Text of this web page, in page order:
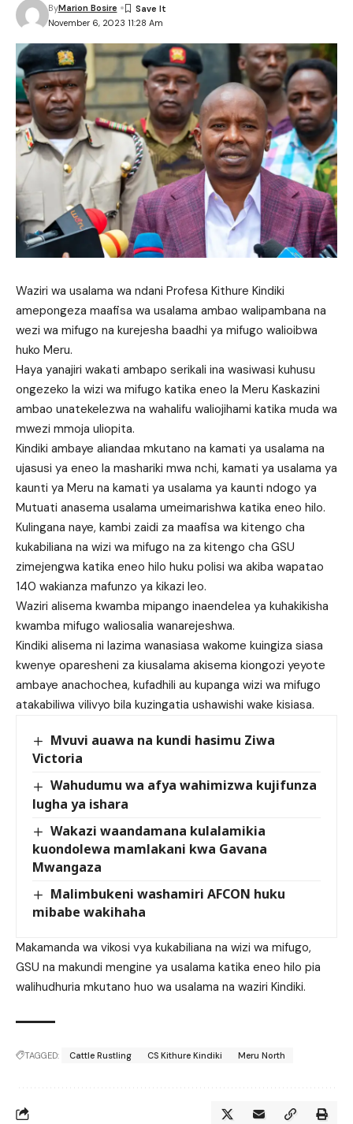
November 6, 2023 11:28 Am
ByMarion Bosire
Waziri wa usalama wa ndani Profesa Kithure Kindiki
amepongeza maafisa wa usalama ambao walipambana na
wezi wa mifugo na kurejesha baadhi ya mifugo walioibwa
huko Meru.
Haya yanajiri wakati ambapo serikali ina wasiwasi kuhusu
ongezeko la wizi wa mifugo katika eneo la Meru Kaskazini
ambao unatekelezwa na wahalifu waliojihami katika muda wa
mwezi mmoja uliopita.
Kindiki ambaye aliandaa mkutano na kamati ya usalama na
ujasusi ya eneo la mashariki mwa nchi, kamati ya usalama ya
kaunti ya Meru na kamati ya usalama ya kaunti ndogo ya
Mutuati anasema usalama umeimarishwa katika eneo hilo.
Kulingana naye, kambi zaidi za maafisa wa kitengo cha
kukabiliana na wizi wa mifugo na za kitengo cha GSU
zimejengwa katika eneo hilo huku polisi wa akiba wapatao
140 wakianza mafunzo ya kikazi leo.
Waziri alisema kwamba mipango inaendelea ya kuhakikisha
kwamba mifugo waliosalia wanarejeshwa.
Kindiki alisema ni lazima wanasiasa wakome kuingiza siasa
kwenye oparesheni za kiusalama akisema kiongozi yeyote
ambaye anachochea, kufadhili au kupanga wizi wa mifugo
atakabiliwa vilivyo bila kuzingatia ushawishi wake kisiasa.
Mvuvi auawa na kundi hasimu Ziwa
Victoria
Wahudumu wa afya wahimizwa kujifunza
lugha ya ishara
Wakazi waandamana kulalamikia
kuondolewa mamlakani kwa Gavana
Mwangaza
Malimbukeni washamiri AFCON huku
mibabe wakihaha
Makamanda wa vikosi vya kukabiliana na wizi wa mifugo,
GSU na makundi mengine ya usalama katika eneo hilo pia
walihudhuria mkutano huo wa usalama na waziri Kindiki.
TAGGED: Cattle Rustling CS Kithure Kindiki Meru North